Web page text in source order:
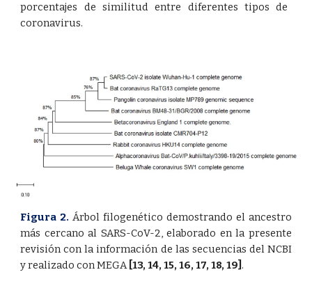
porcentajes de similitud entre diferentes tipos de
coronavirus.
Figura 2. Árbol filogenético demostrando el ancestro
más cercano al SARS-CoV-2, elaborado en la presente
revisión con la información de las secuencias del NCBI
y realizado con MEGA [13,14,15,16,17,18,19] .